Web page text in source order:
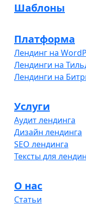
Шаблоны
Платформа
Лендинг на
Лендинги на
Лендинги на
Услуги
Аудит лендинга
Дизайн лендинга
SEO лендинга
Тексты для
О нас
Статьи